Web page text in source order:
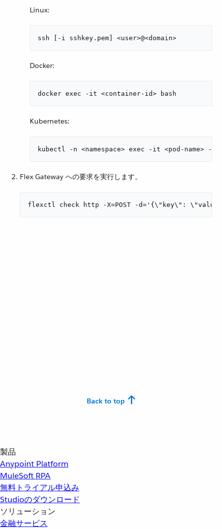
Linux:
ssh [-i sshkey.pem] <user>@<domain>
Docker:
docker exec -it <container-id> bash
Kubernetes:
kubectl -n <namespace> exec -it <pod-name> --
Flex Gateway への要求を実行します。
flexctl check http -X=POST -d='{\"key\":
Back to top
製品
Anypoint Platform
MuleSoft RPA
無料トライアル申込み
Studioのダウンロード
ソリューション
金融サービス